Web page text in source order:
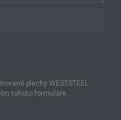
plechy WESTSTEEL
tohoto formuláře.